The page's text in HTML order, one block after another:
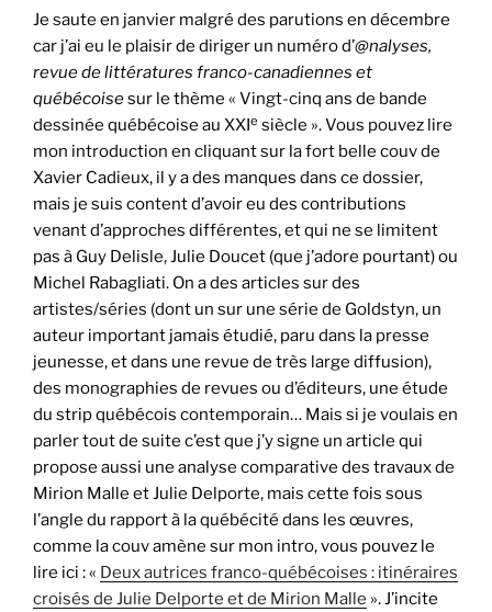
Je saute en janvier malgré des parutions en décembre
car j’ai eu le plaisir de diriger un numéro d’@nalyses,
revue de littératures franco-canadiennes et
québécoisesur le thème « Vingt-cinq ans de bande
dessinée québécoise au XXIe siècle ». Vous pouvez lire
mon introduction en cliquant sur la fort belle couv de
Xavier Cadieux, il y a des manques dans ce dossier,
mais je suis content d’avoir eu des contributions
venant d’approches différentes, et qui ne se limitent
pas à Guy Delisle, Julie Doucet (que j’adore pourtant) ou
Michel Rabagliati. On a des articles sur des
artistes/séries (dont un sur une série de Goldstyn, un
auteur important jamais étudié, paru dans la presse
jeunesse, et dans une revue de très large diffusion),
des monographies de revues ou d’éditeurs, une étude
du strip québécois contemporain… Mais si je voulais en
parler tout de suite c’est que j’y signe un article qui
propose aussi une analyse comparative des travaux de
Mirion Malle et Julie Delporte, mais cette fois sous
l’angle du rapport à la québécité dans les œuvres,
comme la couv amène sur mon intro, vous pouvez le
lire ici : « Deux autrices franco-québécoises : itinéraires
croisés de Julie Delporte et de Mirion Malle ». J’incite